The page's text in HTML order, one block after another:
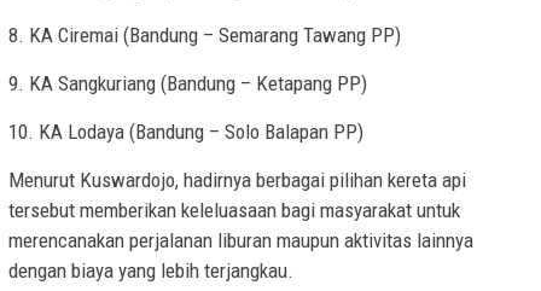
8. KA Ciremai (Bandung – Semarang Tawang PP)
9. KA Sangkuriang (Bandung – Ketapang PP)
10. KA Lodaya (Bandung – Solo Balapan PP)
Menurut Kuswardojo, hadirnya berbagai pilihan kereta api
tersebut memberikan keleluasaan bagi masyarakat untuk
merencanakan perjalanan liburan maupun aktivitas lainnya
dengan biaya yang lebih terjangkau.